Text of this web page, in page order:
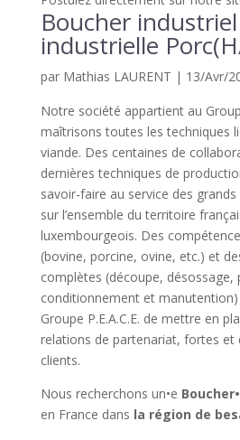
Boucher
industrielle
par Mathias LAURENT | 13/Avr/
Notre société appartient au
maîtrisons toutes les techniques
viande. Des centaines de
dernières techniques de
savoir-faire au service des
sur l’ensemble du territoire
luxembourgeois. Des
(bovine, porcine, ovine, etc.) et
complètes (découpe, désossage,
conditionnement et
Groupe P.E.A.C.E. de mettre en
relations de partenariat, fortes et
clients.
Nous recherchons un•e
en France dans la région de